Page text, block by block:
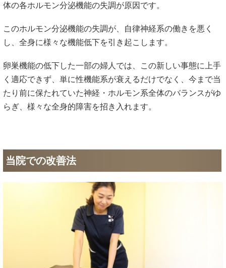
体の各ホルモン分泌機能の失調が原因です。
このホルモン分泌機能の失調が、自律神経系の働きを悪く
し、全身に様々な機能低下を引き起こします。
卵巣機能の低下した一部の婦人では、この新しい事態に上手
く適応できず、単に性機能系が衰えるだけでなく、今まで当
たり前に保たれていた神経・ホルモン系全体のバランスがゆ
らぎ、様々な全身的障害を招き入れます。
当院での改善法